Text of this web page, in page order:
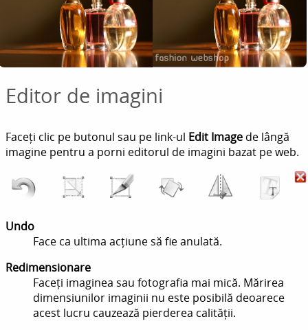
Editor de imagini
Faceți clic pe butonul sau pe link-ul Edit Image de lângă
imagine pentru a porni editorul de imagini bazat pe web.
Undo
Face ca ultima acțiune să fie anulată.
Redimensionare
Faceți imaginea sau fotografia mai mică. Mărirea
dimensiunilor imaginii nu este posibilă deoarece
acest lucru cauzează pierderea calității.